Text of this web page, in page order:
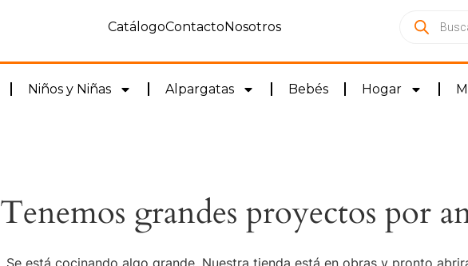
CatálogoContactoNosotros
Niños y Niñas Alpargatas Bebés Hogar
Tenemos grandes proyectos por
Se está cocinando algo grande. Nuestra tienda está en obras y pronto